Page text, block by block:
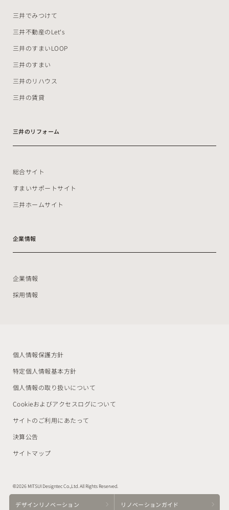
デザイン リノベーション リノベーションガイド
三井でみつけて
三井不動産のLet‘s
三井のすまいLOOP
三井のすまい
三井のリハウス
三井の賃貸
三井のリフォーム
総合サイト
すまいサポートサイト
三井ホームサイト
企業情報
企業情報
採用情報
個人情報保護方針
特定個人情報基本方針
個人情報の取り扱いについて
Cookieおよびアクセスログについて
サイトのご利用にあたって
決算公告
サイトマップ
©2026 MITSUI Designtec Co.,Ltd. All Rights Reserved.